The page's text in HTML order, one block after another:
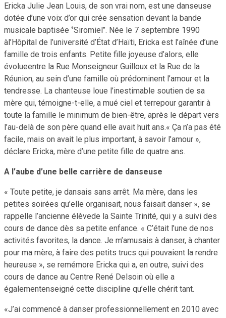
Ericka Julie Jean Louis, de son vrai nom, est une danseuse
dotée d’une voix d’or qui crée sensation devant la bande
musicale baptisée ‘’Siromiel’’. Née le 7 septembre 1990
àl’Hôpital de l’université d’État d’Haïti, Ericka est l’aînée d’une
famille de trois enfants. Petite fille joyeuse d’alors, elle
évolueentre la Rue Monseigneur Guilloux et la Rue de la
Réunion, au sein d’une famille où prédominent l’amour et la
tendresse. La chanteuse loue l’inestimable soutien de sa
mère qui, témoigne-t-elle, a mué ciel et terrepour garantir à
toute la famille le minimum de bien-être, après le départ vers
l’au-delà de son père quand elle avait huit ans.« Ça n’a pas été
facile, mais on avait le plus important, à savoir l’amour »,
déclare Ericka, mère d’une petite fille de quatre ans.
A l’aube d’une belle carrière de danseuse
« Toute petite, je dansais sans arrêt. Ma mère, dans les
petites soirées qu’elle organisait, nous faisait danser », se
rappelle l’ancienne élèvede la Sainte Trinité, qui y a suivi des
cours de dance dès sa petite enfance. « C’était l’une de nos
activités favorites, la dance. Je m’amusais à danser, à chanter
pour ma mère, à faire des petits trucs qui pouvaient la rendre
heureuse », se remémore Ericka qui a, en outre, suivi des
cours de dance au Centre René Delsoin où elle a
égalementenseigné cette discipline qu’elle chérit tant.
«J’ai commencé à danser professionnellement en 2010 avec